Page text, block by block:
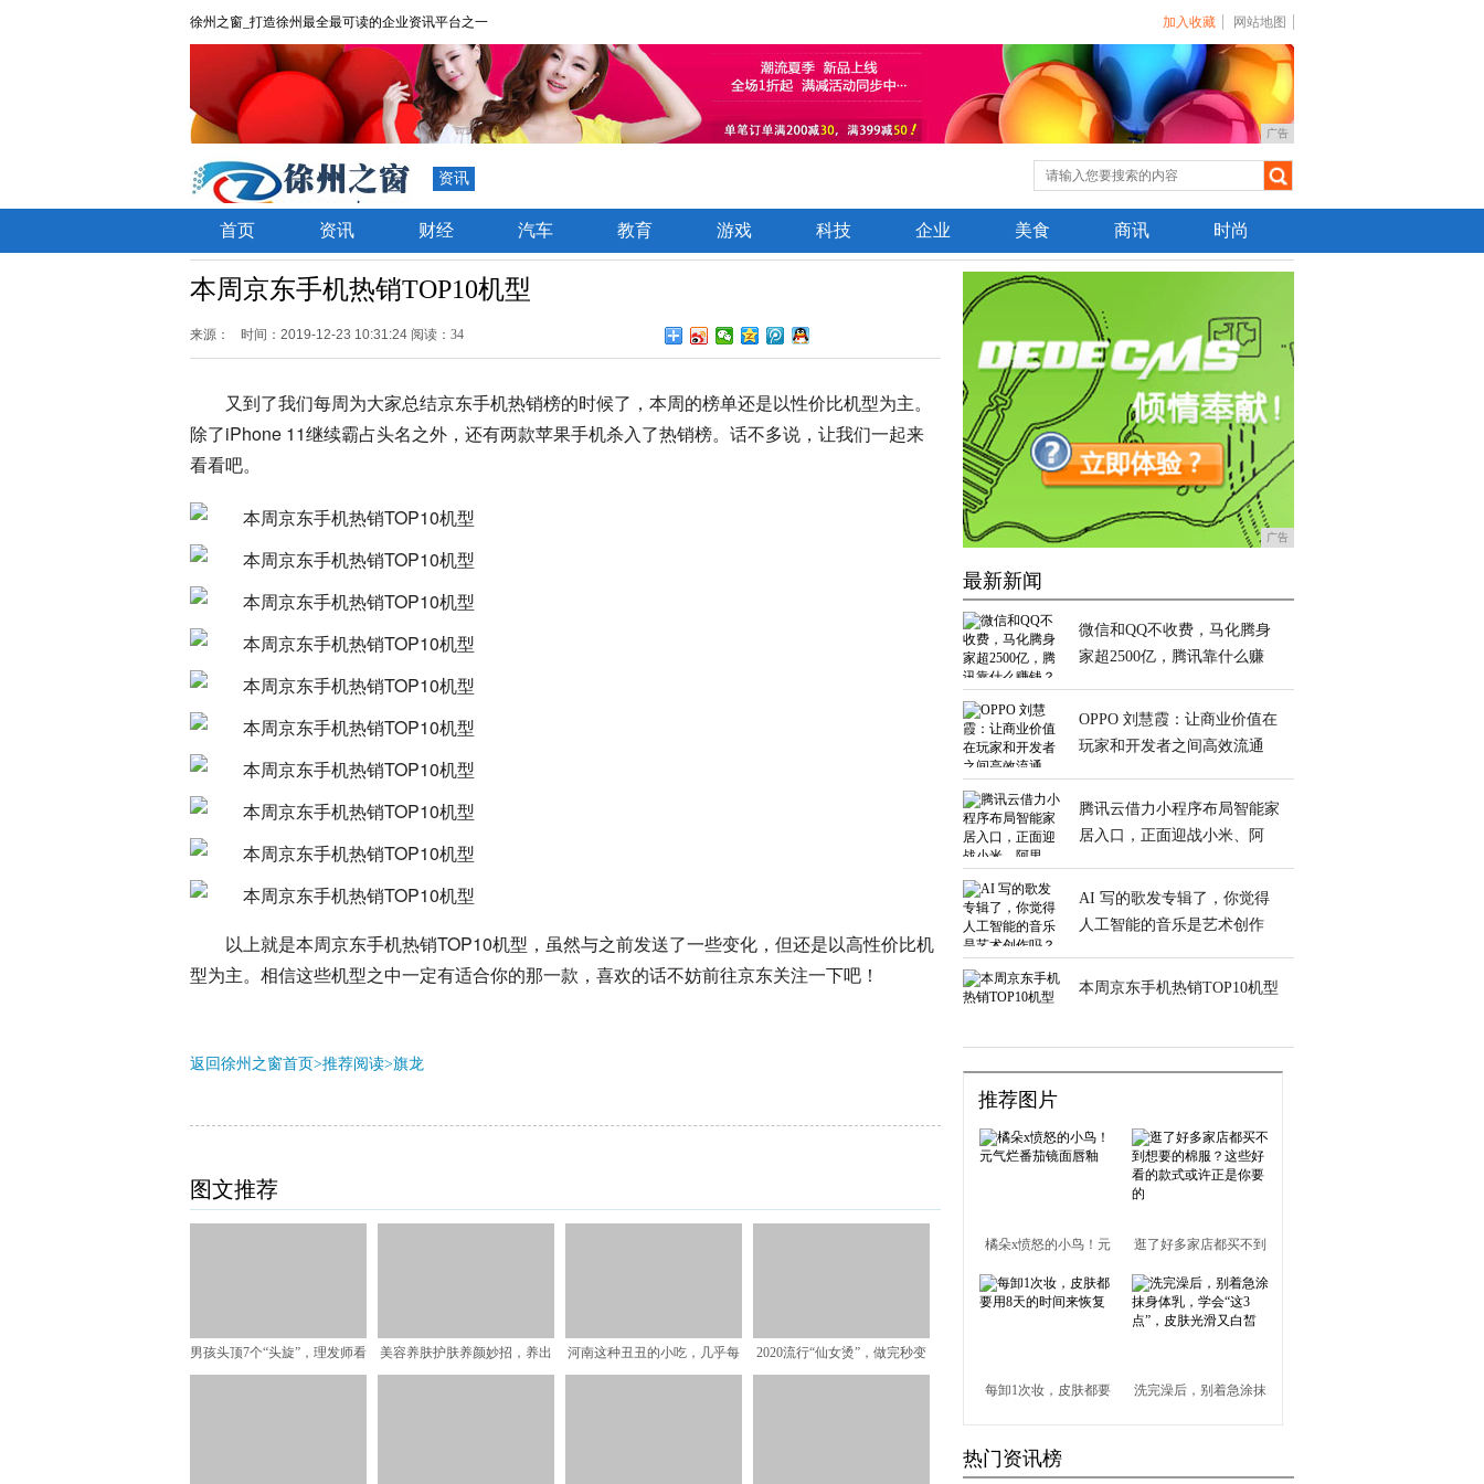
徐州之窗_打造徐州最全最可读的企业资讯平台之一 加入收藏 网站地图
广告
资讯
首页 资讯 财经 汽车 教育 游戏 科技 企业 美食 商讯 时尚
本周京东手机热销TOP10机型
来源： 时间：2019-12-23 10:31:24 阅读：34
又到了我们每周为大家总结京东手机热销榜的时候了，本周的榜单还是以性价比机型为主。
除了iPhone 11继续霸占头名之外，还有两款苹果手机杀入了热销榜。话不多说，让我们一起来
看看吧。
以上就是本周京东手机热销TOP10机型，虽然与之前发送了一些变化，但还是以高性价比机
型为主。相信这些机型之中一定有适合你的那一款，喜欢的话不妨前往京东关注一下吧！
返回徐州之窗首页>推荐阅读>旗龙
图文推荐
男孩头顶7个“头旋”，理发师看
美容养肤护肤养颜妙招，养出
河南这种丑丑的小吃，几乎每
2020流行“仙女烫”，做完秒变
广告
最新新闻
微信和QQ不收费，马化腾身
家超2500亿，腾讯靠什么赚
OPPO 刘慧霞：让商业价值在
玩家和开发者之间高效流通
腾讯云借力小程序布局智能家
居入口，正面迎战小米、阿
AI 写的歌发专辑了，你觉得
人工智能的音乐是艺术创作
本周京东手机热销TOP10机型
推荐图片
橘朵x愤怒的小鸟！元
气烂番茄镜面唇釉
逛了好多家店都买不到
想要的棉服？这些好看
的款式或许正是你要的
每卸1次妆，皮肤都要 洗完澡后，别着急涂抹
热门资讯榜